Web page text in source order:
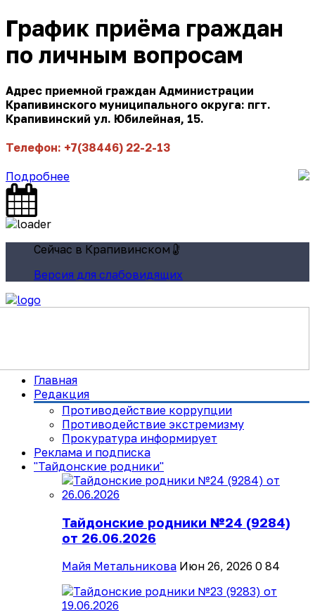
График приёма граждан
по личным вопросам
Адрес приемной граждан Администрации
Крапивинского муниципального округа: пгт.
Крапивинский ул. Юбилейная, 15.
Телефон: +7(38446) 22-2-13
Подробнее
Сейчас в Крапивинском
Версия для слабовидящих
Главная
Редакция
Противодействие коррупции
Противодействие экстремизму
Прокуратура информирует
Реклама и подписка
"Тайдонские родники"
Тайдонские родники №24 (9284)
от 26.06.2026
Майя Метальникова Июн 26, 2026 0 84